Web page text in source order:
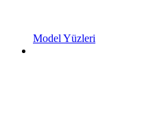
Model Yüzleri